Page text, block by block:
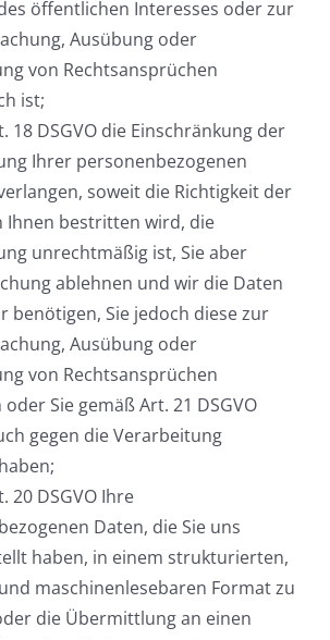
öffentlichen Interesses oder zur
Ausübung oder
von Rechtsansprüchen
ist;
18 DSGVO die Einschränkung der
Ihrer personenbezogenen
soweit die Richtigkeit der
Ihnen bestritten wird, die
unrechtmäßig ist, Sie aber
ablehnen und wir die Daten
benötigen, Sie jedoch diese zur
Ausübung oder
von Rechtsansprüchen
Sie gemäß Art. 21 DSGVO
gegen die Verarbeitung
20 DSGVO Ihre
Daten, die Sie uns
haben, in einem strukturierten,
maschinenlesebaren Format zu
die Übermittlung an einen